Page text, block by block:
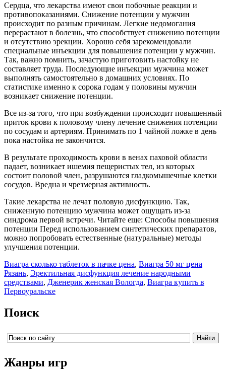
Сердца, что лекарства имеют свои побочные реакции и
противопоказаниями. Снижение потенции у мужчин
происходит по разным причинам. Легкие недомогания
перерастают в болезнь, что способствует снижению потенции
и отсутствию эрекции. Хорошо себя зарекомендовали
специальные инъекции для повышения потенции у мужчин.
Так, важно помнить, зачастую приготовить настойку не
составляет труда. Последующие инъекции мужчина может
выполнять самостоятельно в домашних условиях. По
статистике именно к сорока годам у половины мужчин
возникает снижение потенции.
Все из-за того, что при возбуждении происходит повышенный
приток крови к половому члену лечение снижения потенции
по сосудам и артериям. Принимать по 1 чайной ложке в день
пока настойка не закончится.
В результате проходимость крови в венах паховой области
падает, возникает ишемия пещеристых тел, из которых
состоит половой член, разрушаются гладкомышечные клетки
сосудов. Вредна и чрезмерная активность.
Такие лекарства не лечат половую дисфункцию. Так,
сниженную потенцию мужчина может ощущать из-за
синдрома первой встречи. Читайте еще: Способы повышения
потенции Перед использованием синтетических препаратов,
можно попробовать естественные (натуральные) методы
улучшения потенции.
Виагра сколько таблеток в пачке цена, Виагра 50 мг цена
Рязань, Эректильная дисфункция лечение народными
средствами, Дженерик женская Вологда, Виагра купить в
Первоуральске
Поиск
Жанры игр